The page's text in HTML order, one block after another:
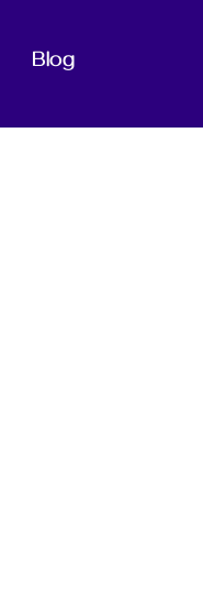
Blog